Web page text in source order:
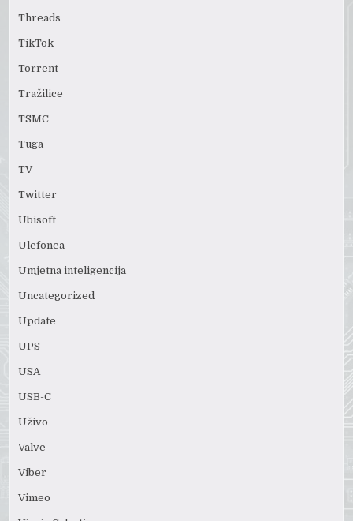
Threads
TikTok
Torrent
Tražilice
TSMC
Tuga
TV
Twitter
Ubisoft
Ulefonea
Umjetna inteligencija
Uncategorized
Update
UPS
USA
USB-C
Uživo
Valve
Viber
Vimeo